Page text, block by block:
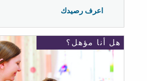
اعرف رصيدك
هل أنا مؤهل؟